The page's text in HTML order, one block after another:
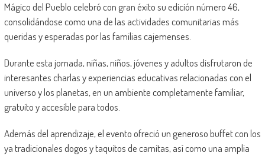
Mágico del Pueblo celebró con gran éxito su edición número 46,
consolidándose como una de las actividades comunitarias más
queridas y esperadas por las familias cajemenses.
Durante esta jornada, niñas, niños, jóvenes y adultos disfrutaron de
interesantes charlas y experiencias educativas relacionadas con el
universo y los planetas, en un ambiente completamente familiar,
gratuito y accesible para todos.
Además del aprendizaje, el evento ofreció un generoso buffet con los
ya tradicionales dogos y taquitos de carnitas, así como una amplia